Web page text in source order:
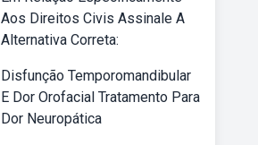
Aos Direitos Civis Assinale A
Alternativa Correta:
Disfunção Temporomandibular
E Dor Orofacial Tratamento Para
Dor Neuropática